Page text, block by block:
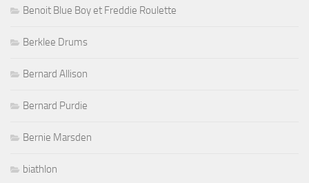
Benoit Blue Boy et Freddie Roulette
Berklee Drums
Bernard Allison
Bernard Purdie
Bernie Marsden
biathlon